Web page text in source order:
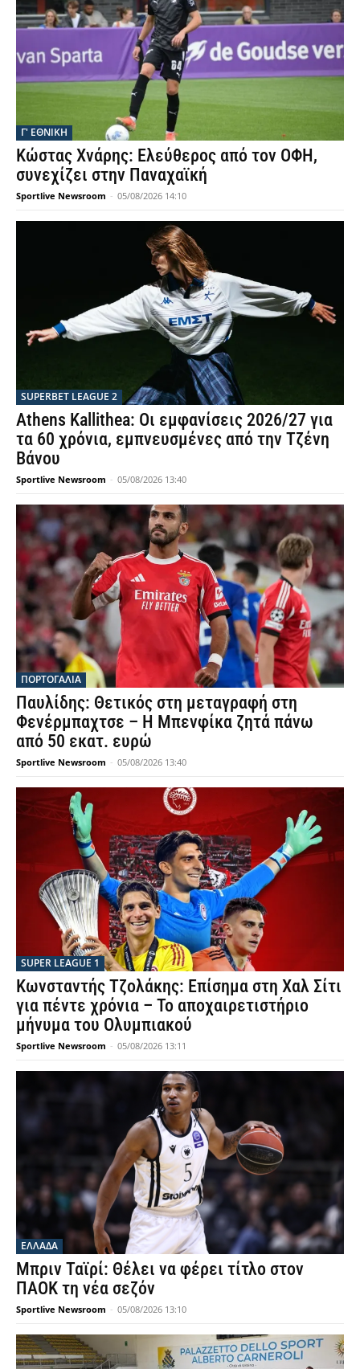
Γ' ΕΘΝΙΚΗ
Κώστας Χνάρης: Ελεύθερος από τον ΟΦΗ,
συνεχίζει στην Παναχαϊκή
Sportlive Newsroom - 05/08/2026 14:10
SUPERBET LEAGUE 2
Athens Kallithea: Οι εμφανίσεις 2026/27 για
τα 60 χρόνια, εμπνευσμένες από την Τζένη
Βάνου
Sportlive Newsroom - 05/08/2026 13:40
ΠΟΡΤΟΓΑΛΙΑ
Παυλίδης: Θετικός στη μεταγραφή στη
Φενέρμπαχτσε – Η Μπενφίκα ζητά πάνω
από 50 εκατ. ευρώ
Sportlive Newsroom - 05/08/2026 13:40
SUPER LEAGUE 1
Κωνσταντής Τζολάκης: Επίσημα στη Χαλ Σίτι
για πέντε χρόνια – Το αποχαιρετιστήριο
μήνυμα του Ολυμπιακού
Sportlive Newsroom - 05/08/2026 13:11
ΕΛΛΑΔΑ
Μπριν Ταϊρί: Θέλει να φέρει τίτλο στον
ΠΑΟΚ τη νέα σεζόν
Sportlive Newsroom - 05/08/2026 13:10